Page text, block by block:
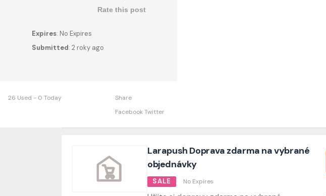
Rate this post
Expires: No Expires
Submitted: 2 roky ago
26 Used - 0 Today
Share
FacebookTwitter
Larapush Doprava zdarma na vybrané
objednávky
SALE No Expires